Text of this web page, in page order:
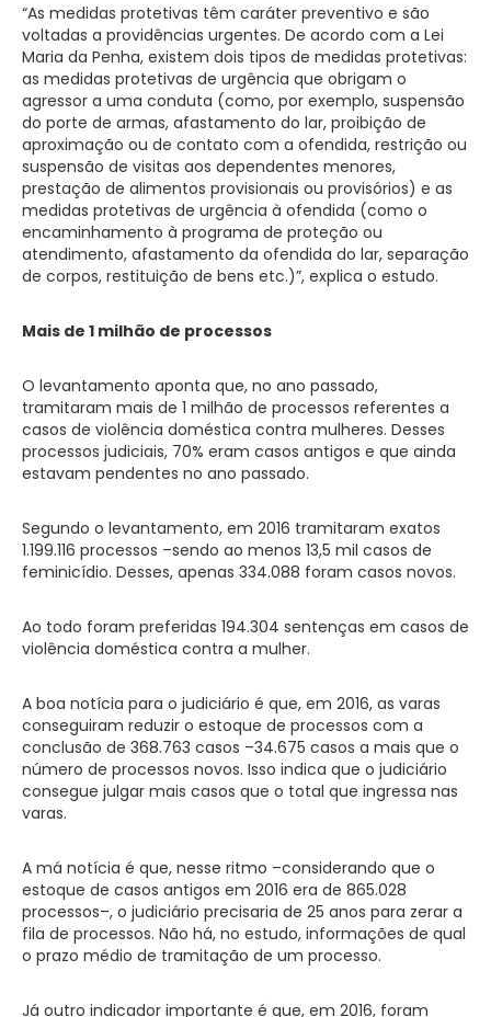
“As medidas protetivas têm caráter preventivo e são
voltadas a providências urgentes. De acordo com a Lei
Maria da Penha, existem dois tipos de medidas protetivas:
as medidas protetivas de urgência que obrigam o
agressor a uma conduta (como, por exemplo, suspensão
do porte de armas, afastamento do lar, proibição de
aproximação ou de contato com a ofendida, restrição ou
suspensão de visitas aos dependentes menores,
prestação de alimentos provisionais ou provisórios) e as
medidas protetivas de urgência à ofendida (como o
encaminhamento à programa de proteção ou
atendimento, afastamento da ofendida do lar, separação
de corpos, restituição de bens etc.)”, explica o estudo.
Mais de 1 milhão de processos
O levantamento aponta que, no ano passado,
tramitaram mais de 1 milhão de processos referentes a
casos de violência doméstica contra mulheres. Desses
processos judiciais, 70% eram casos antigos e que ainda
estavam pendentes no ano passado.
Segundo o levantamento, em 2016 tramitaram exatos
1.199.116 processos –sendo ao menos 13,5 mil casos de
feminicídio. Desses, apenas 334.088 foram casos novos.
Ao todo foram preferidas 194.304 sentenças em casos de
violência doméstica contra a mulher.
A boa notícia para o judiciário é que, em 2016, as varas
conseguiram reduzir o estoque de processos com a
conclusão de 368.763 casos –34.675 casos a mais que o
número de processos novos. Isso indica que o judiciário
consegue julgar mais casos que o total que ingressa nas
varas.
A má notícia é que, nesse ritmo –considerando que o
estoque de casos antigos em 2016 era de 865.028
processos–, o judiciário precisaria de 25 anos para zerar a
fila de processos. Não há, no estudo, informações de qual
o prazo médio de tramitação de um processo.
Já outro indicador importante é que, em 2016, foram